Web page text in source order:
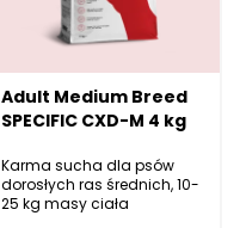
Adult Medium Breed
SPECIFIC CXD-M 4 kg
Karma sucha dla psów
dorosłych ras średnich, 10-
25 kg masy ciała